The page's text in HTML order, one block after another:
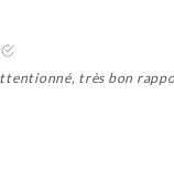
très bon